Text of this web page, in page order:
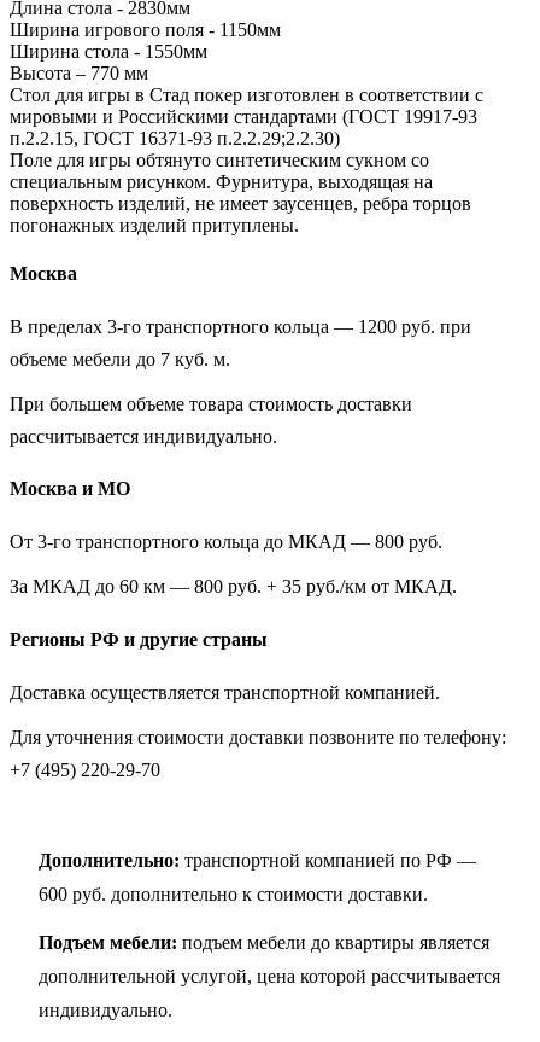
Длина стола - 2830мм
Ширина игрового поля - 1150мм
Ширина стола - 1550мм
Высота – 770 мм
Стол для игры в Стад покер изготовлен в соответствии с
мировыми и Российскими стандартами (ГОСТ 19917-93
п.2.2.15, ГОСТ 16371-93 п.2.2.29;2.2.30)
Поле для игры обтянуто синтетическим сукном со
специальным рисунком. Фурнитура, выходящая на
поверхность изделий, не имеет заусенцев, ребра торцов
погонажных изделий притуплены.
Москва
В пределах 3-го транспортного кольца — 1200 руб. при
объеме мебели до 7 куб. м.
При большем объеме товара стоимость доставки
рассчитывается индивидуально.
Москва и МО
От 3-го транспортного кольца до МКАД — 800 руб.
За МКАД до 60 км — 800 руб. + 35 руб./км от МКАД.
Регионы РФ и другие страны
Доставка осуществляется транспортной компанией.
Для уточнения стоимости доставки позвоните по телефону:
+7 (495) 220-29-70
Дополнительно: транспортной компанией по РФ —
600 руб. дополнительно к стоимости доставки.
Подъем мебели: подъем мебели до квартиры является
дополнительной услугой, цена которой рассчитывается
индивидуально.